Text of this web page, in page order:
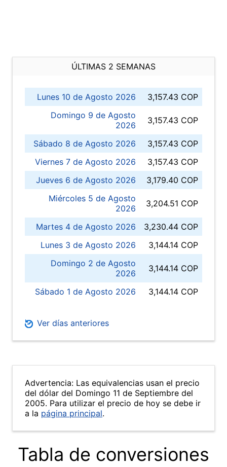
ÚLTIMAS 2 SEMANAS
Lunes 10 de Agosto 2026
3,157.43 COP
Domingo 9 de Agosto
2026
3,157.43 COP
Sábado 8 de Agosto 2026
3,157.43 COP
Viernes 7 de Agosto 2026
3,157.43 COP
Jueves 6 de Agosto 2026
3,179.40 COP
Miércoles 5 de Agosto
2026
3,204.51 COP
Martes 4 de Agosto 2026
3,230.44 COP
Lunes 3 de Agosto 2026
3,144.14 COP
Domingo 2 de Agosto
2026
3,144.14 COP
Sábado 1 de Agosto 2026 3,144.14 COP
Ver días anteriores
Advertencia: Las equivalencias usan el precio
del dólar del Domingo 11 de Septiembre del
2005. Para utilizar el precio de hoy se debe ir
a la página principal.
Tabla de conversiones